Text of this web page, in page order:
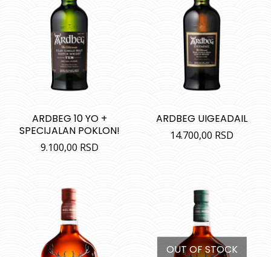
ARDBEG 10 YO +
SPECIJALAN POKLON!
9.100,00 RSD
ARDBEG UIGEADAIL
14.700,00 RSD
OUT OF STOCK